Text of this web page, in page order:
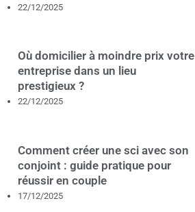
22/12/2025
Où domicilier à moindre prix votre
entreprise dans un lieu
prestigieux ?
22/12/2025
Comment créer une sci avec son
conjoint : guide pratique pour
réussir en couple
17/12/2025